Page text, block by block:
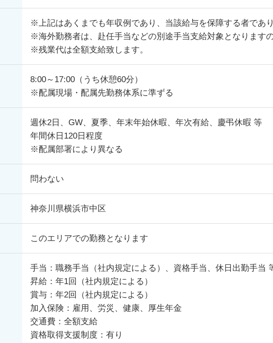
※上記はあくまでも年収例であり、当該給与を保障する者であ
※海外勤務者は、赴任手当などの別途手当支給対象となります
※残業代は全額支給致します。
8:00～17:00（うち休憩60分）
※配属現場・配属先勤務体系に準ずる
週休2日、GW、夏季、年末年始休暇、年次有給、慶弔休暇 等
年間休日120日程度
※配属部署により異なる
問わない
神奈川県横浜市中区
このエリアでの勤務となります
手当：職務手当（社内規定による）、資格手当、休日出勤手当
昇給：年1回（社内規定による）
賞与：年2回（社内規定による）
加入保険：雇用、労災、健康、厚生年金
交通費：全額支給
資格取得支援制度：有り